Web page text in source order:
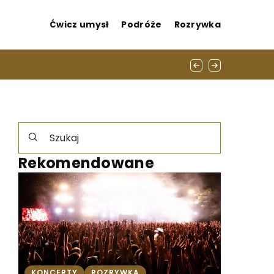
Ćwicz umysł Podróże Rozrywka
Rekomendowane